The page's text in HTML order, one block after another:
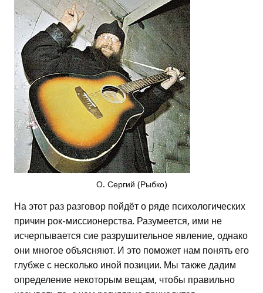
О. Сергий (Рыбко)
На этот раз разговор пойдёт о ряде психологических
причин рок-миссионерства. Разумеется, ими не
исчерпывается сие разрушительное явление, однако
они многое объясняют. И это поможет нам понять его
глубже с несколько иной позиции. Мы также дадим
определение некоторым вещам, чтобы правильно